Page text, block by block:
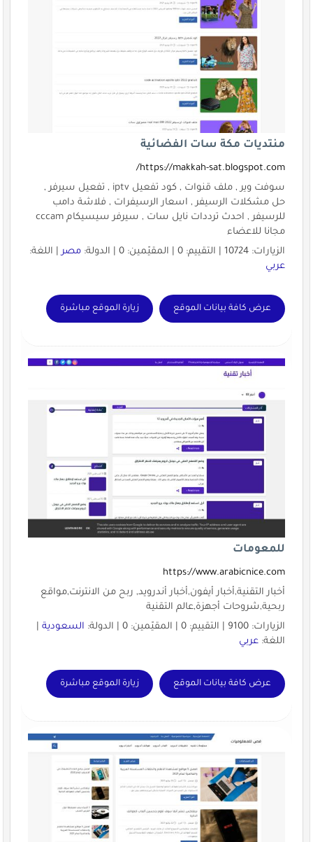
منتديات مكة سات الفضائية
https://makkah-sat.blogspot.com/
سوفت وير , ملف قنوات , كود تفعيل iptv , تفعيل سيرفر ,
حل مشكلات الرسيفر , اسعار الرسيفرات , فلاشة دامب
للرسيفر , احدث ترددات نايل سات , سيرفر سيسيكام cccam
مجانا للاعضاء
الزيارات: 10724 | التقييم: 0 | المقيّمين: 0 | الدولة:
مصر| اللغة:
عربي
عرض كافة بيانات الموقع زيارة الموقع مباشرة
للمعومات
https://www.arabicnice.com
أخبار التقنية,أخبار أيفون,أخبار أندرويد, ربح من الانترنت,مواقع
ربحية,شروحات أجهزة,عالم التقنية
الزيارات: 9100 | التقييم: 0 | المقيّمين: 0 | الدولة:
السعودية|
اللغة: عربي
عرض كافة بيانات الموقع زيارة الموقع مباشرة